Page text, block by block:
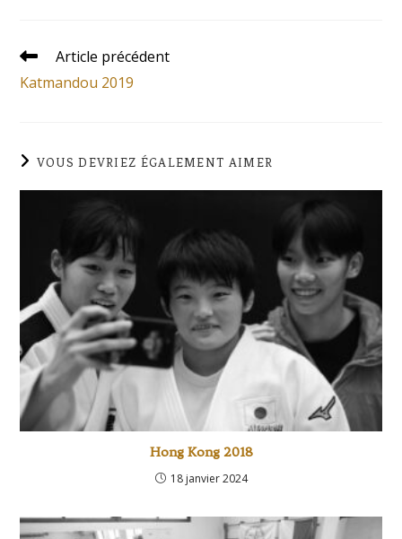
Article précédent
Katmandou 2019
VOUS DEVRIEZ ÉGALEMENT AIMER
Hong Kong 2018
18 janvier 2024